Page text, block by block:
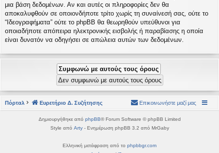
μια βάση δεδομένων. Αν και αυτές οι πληροφορίες δεν θα
αποκαλυφθούν σε οποιονδήποτε τρίτο χωρίς τη συναίνεσή σας, ούτε το
“Ιδεογραφήματα” ούτε το phpBB θα θεωρηθούν υπεύθυνοι για
οποιαδήποτε απόπειρα ηλεκτρονικής εισβολής ή παραβίασης η οποία
είναι δυνατόν να οδηγήσει σε απώλεια αυτών των δεδομένων.
Πόρταλ Ευρετήριο Δ. Συζήτησης Επικοινωνήστε μαζί μας
Δημιουργήθηκε από phpBB® Forum Software © phpBB Limited
Style από Arty- Ενημέρωση phpBB 3.2 από MrGaby
Ελληνική μετάφραση από το phpbbgr.com